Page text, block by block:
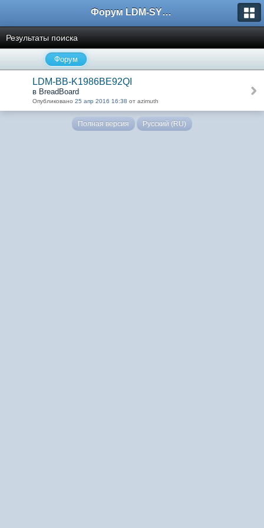
Форум LDM-SYSTEMS
Результаты поиска
Форум
LDM-BB-K1986BE92QI
в BreadBoard
Опубликовано 25 апр 2016 16:38 от azimuth
Полная версия Русский (RU)